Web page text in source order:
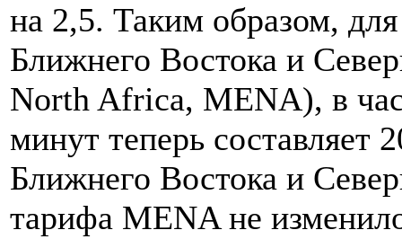
на 2,5. Таким образом,
Ближнего Востока и
North Africa, MENA), в
минут теперь составляет
Ближнего Востока и
тарифа MENA не